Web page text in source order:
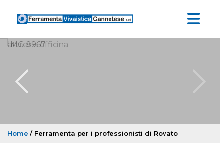
Home / Ferramenta per i professionisti di Rovato